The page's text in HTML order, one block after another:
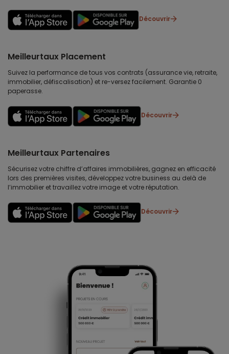
Découvrir
Meilleurtaux Placement
Suivez la performance de tous vos contrats (assurance vie, retraite,
immobilier, défiscalisation) et re-versez facilement. Garantie 0
paperasse.
Découvrir
Meilleurtaux Partenaires
Sécurisez votre chiffre d’affaires immobilières, gagnez en efficacité
lors des premières visites, développez votre business au delà de
l’immobilier et travaillez votre image et votre réputation.
Découvrir